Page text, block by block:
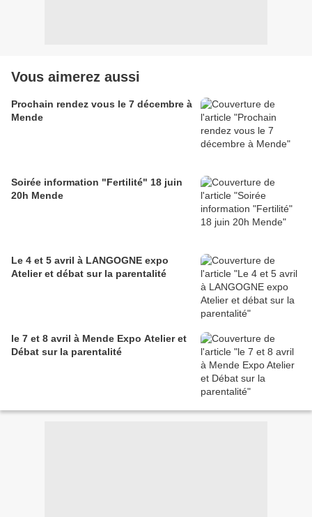
Vous aimerez aussi
Prochain rendez vous le 7 décembre à
Mende
Soirée information "Fertilité" 18 juin
20h Mende
Le 4 et 5 avril à LANGOGNE expo
Atelier et débat sur la parentalité
le 7 et 8 avril à Mende Expo Atelier et
Débat sur la parentalité